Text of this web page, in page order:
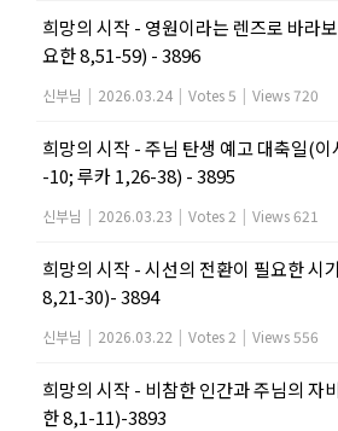
희망의 시작 - 영원이라는 렌즈로 바라
요한 8,51-59) - 3896
신부님 | 2026.03.24 | Votes 5 | Views 720
희망의 시작 - 주님 탄생 예고 대축일(
-10; 루카 1,26-38) - 3895
신부님 | 2026.03.23 | Votes 2 | Views 621
희망의 시작 - 시선의 전환이 필요한
8,21-30)- 3894
신부님 | 2026.03.22 | Votes 2 | Views 556
희망의 시작 - 비참한 인간과 주님의
한 8,1-11)-3893